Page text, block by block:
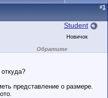
#1
Student
Новичок
Обратите
внимание на
пользователями,
обладающими
представление о размере.